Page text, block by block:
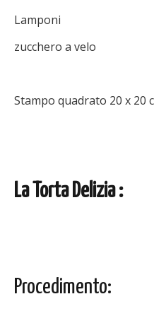
Lamponi
zucchero a velo
Stampo quadrato 20 x 20
La Torta Delizia :
Procedimento: